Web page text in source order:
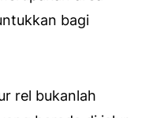
bagi
rel bukanlah